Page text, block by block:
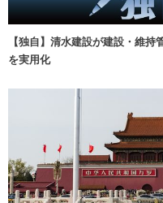
【独自】清水建設が建設・維
を実用化